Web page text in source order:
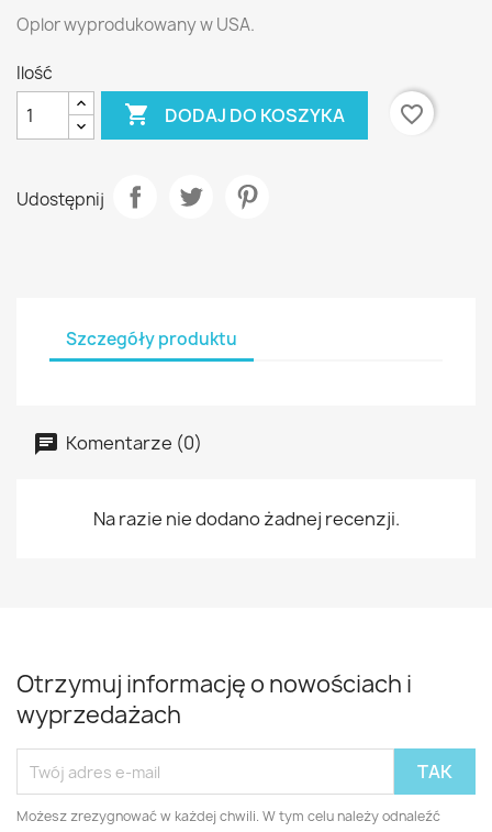
Oplor wyprodukowany w USA.
Ilość
 DODAJ DO KOSZYKA favorite_border
Udostępnij
Szczegóły produktu
Komentarze (0)
Na razie nie dodano żadnej recenzji.
Otrzymuj informację o nowościach i
wyprzedażach
Możesz zrezygnować w każdej chwili. W tym celu należy odnaleźć